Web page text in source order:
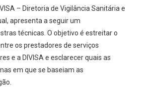
– Diretoria de Vigilância Sanitária e
apresenta a seguir um
técnicas. O objetivo é estreitar o
os prestadores de serviços
e a DIVISA e esclarecer quais as
em que se baseiam as